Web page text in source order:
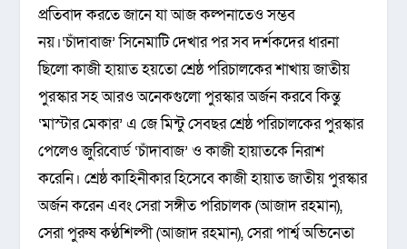
প্রতিবাদ করতে জানে যা আজ কল্পনাতেও সম্ভব
নয়।‘চাঁদাবাজ’ সিনেমাটি দেখার পর সব দর্শকদের ধারনা
ছিলো কাজী হায়াত হয়তো শ্রেষ্ঠ পরিচালকের শাখায় জাতীয়
পুরস্কার সহ আরও অনেকগুলো পুরস্কার অর্জন করবে কিন্তু
‘মাস্টার মেকার’ এ জে মিন্টু সেবছর শ্রেষ্ঠ পরিচালকের পুরস্কার
পেলেও জুরিবোর্ড ‘চাঁদাবাজ’ ও কাজী হায়াতকে নিরাশ
করেনি। শ্রেষ্ঠ কাহিনীকার হিসেবে কাজী হায়াত জাতীয় পুরস্কার
অর্জন করেন এবং সেরা সঙ্গীত পরিচালক (আজাদ রহমান),
সেরা পুরুষ কণ্ঠশিল্পী (আজাদ রহমান), সেরা পার্শ্ব অভিনেতা